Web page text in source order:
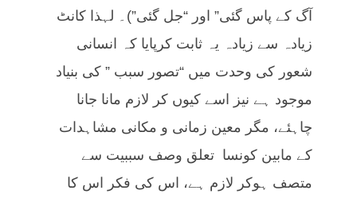
آگ کے پاس گئی” اور “جل گئی”)۔ لہذا کانٹ
زیادہ سے زیادہ یہ ثابت کرپایا کہ انسانی
شعور کی وحدت میں “تصور سبب ” کی بنیاد
موجود ہے نیز اسے کیوں کر لازم مانا جانا
چاہئے، مگر معین زمانی و مکانی مشاہدات
کے مابین کونسا تعلق وصف سببیت سے
متصف ہوکر لازم ہے، اس کی فکر اس کا